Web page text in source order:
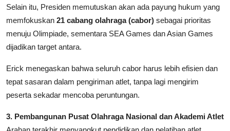
Selain itu, Presiden memutuskan akan ada payung hukum yang
memfokuskan 21 cabang olahraga (cabor) sebagai prioritas
menuju Olimpiade, sementara SEA Games dan Asian Games
dijadikan target antara.
Erick menegaskan bahwa seluruh cabor harus lebih efisien dan
tepat sasaran dalam pengiriman atlet, tanpa lagi mengirim
peserta sekadar mencoba peruntungan.
3. Pembangunan Pusat Olahraga Nasional dan Akademi Atlet